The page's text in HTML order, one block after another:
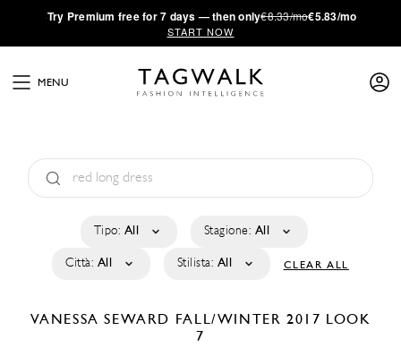
·Try Premium free for 7 days — then only€8.33/mo€5.83/mo
START NOW
MENU
Tipo: All Stagione: All
Città: All Stilista: All CLEAR ALL
VANESSA SEWARD FALL/WINTER 2017 LOOK
7